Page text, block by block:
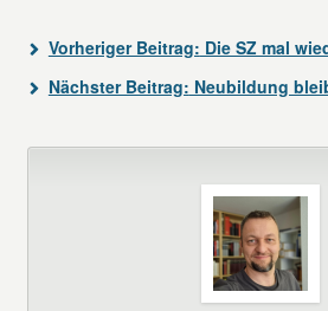
Vorheriger Beitrag: Die SZ mal
Nächster Beitrag: Neubildung